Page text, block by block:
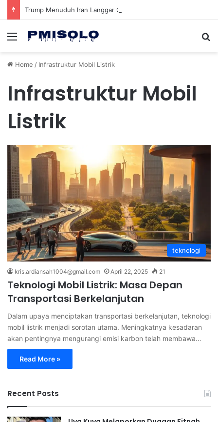
Menu
Home / Infrastruktur Mobil Listrik
Infrastruktur Mobil
Listrik
teknologi
kris.ardiansah1004@gmail.com April 22, 2025 21
Teknologi Mobil Listrik: Masa Depan
Transportasi Berkelanjutan
Dalam upaya menciptakan transportasi berkelanjutan, teknologi
mobil listrik menjadi sorotan utama. Meningkatnya kesadaran
akan pentingnya mengurangi emisi karbon telah membawa…
Read More »
Recent Posts